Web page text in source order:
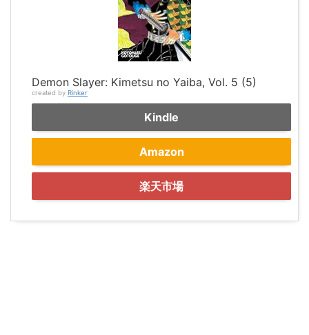
Demon Slayer: Kimetsu no Yaiba, Vol. 5 (5)
created by Rinker
Kindle
Amazon
楽天市場